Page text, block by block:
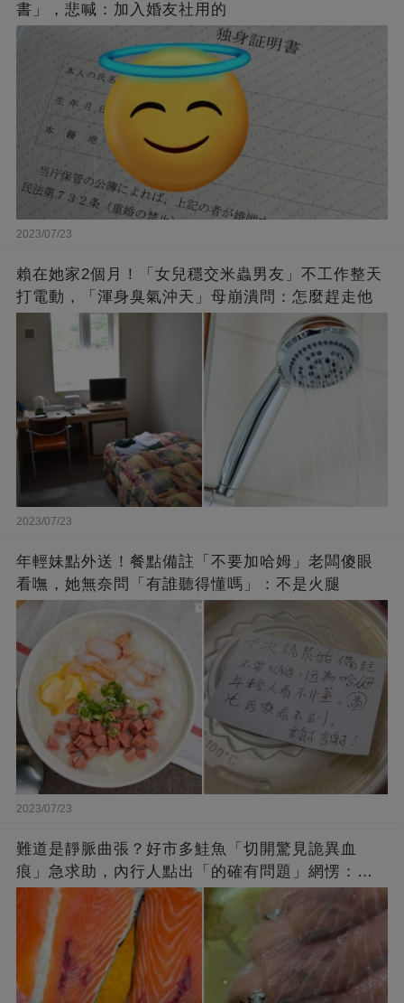
書」，悲喊：加入婚友社用的
2023/07/23
賴在她家2個月！「女兒穩交米蟲男友」不工作整天
打電動，「渾身臭氣沖天」母崩潰問：怎麼趕走他
2023/07/23
年輕妹點外送！餐點備註「不要加哈姆」老闆傻眼
看嘸，她無奈問「有誰聽得懂嗎」：不是火腿
2023/07/23
難道是靜脈曲張？好市多鮭魚「切開驚見詭異血
痕」急求助，內行人點出「的確有問題」網愣：不
退貨照吃